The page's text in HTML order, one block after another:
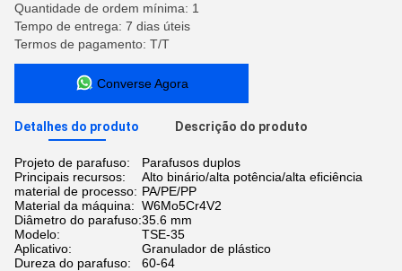
Quantidade de ordem mínima: 1
Tempo de entrega: 7 dias úteis
Termos de pagamento: T/T
Converse Agora
Detalhes do produto Descrição do produto
Projeto de parafuso:
Parafusos duplos
Principais recursos:
Alto binário/alta potência/alta eficiência
material de processo: PA/PE/PP
Material da máquina: W6Mo5Cr4V2
Diâmetro do parafuso:35.6 mm
Modelo:
TSE-35
Aplicativo:
Granulador de plástico
Dureza do parafuso:
60-64